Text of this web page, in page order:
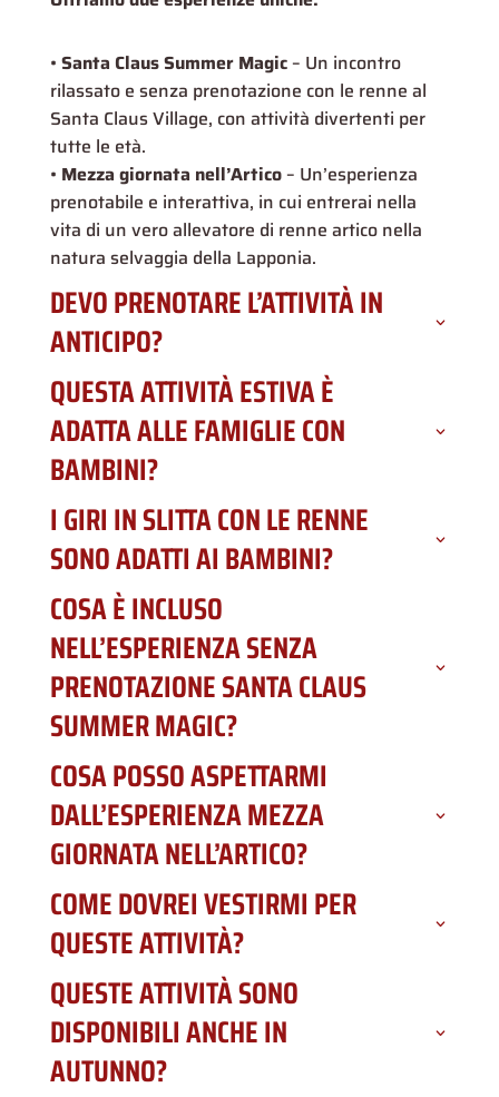
• Santa Claus Summer Magic– Un incontro
rilassato e senza prenotazione con le renne al
Santa Claus Village, con attività divertenti per
tutte le età.
• Mezza giornata nell’Artico– Un’esperienza
prenotabile e interattiva, in cui entrerai nella
vita di un vero allevatore di renne artico nella
natura selvaggia della Lapponia.
DEVO PRENOTARE L’ATTIVITÀ IN
ANTICIPO?
QUESTA ATTIVITÀ ESTIVA È
ADATTA ALLE FAMIGLIE CON
BAMBINI?
I GIRI IN SLITTA CON LE RENNE
SONO ADATTI AI BAMBINI?
COSA È INCLUSO
NELL’ESPERIENZA SENZA
PRENOTAZIONE SANTA CLAUS
SUMMER MAGIC?
COSA POSSO ASPETTARMI
DALL’ESPERIENZA MEZZA
GIORNATA NELL’ARTICO?
COME DOVREI VESTIRMI PER
QUESTE ATTIVITÀ?
QUESTE ATTIVITÀ SONO
DISPONIBILI ANCHE IN
AUTUNNO?